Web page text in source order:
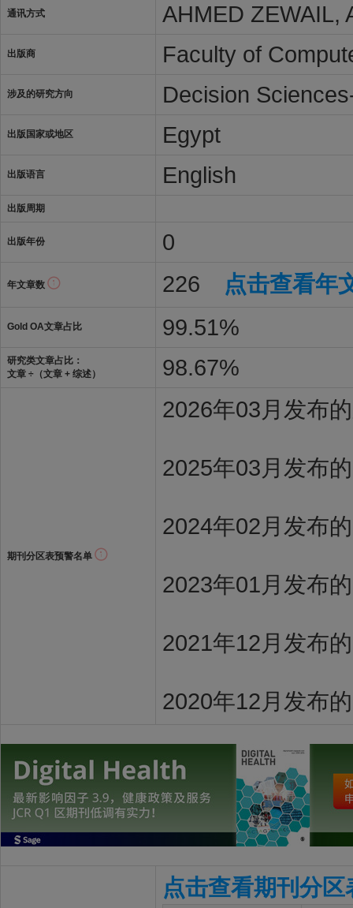
通讯方式 AHMED ZEWAIL,
出版商 Faculty of
涉及的研究方向 Decision
出版国家或地区 Egypt
出版语言 English
出版周期
出版年份 0
年文章数 226 点击查看年
Gold OA文章占比 99.51%
研究类文章占比：
文章 ÷（文章 + 综述）
98.67%
期刊分区表预警名单
2026年03月发布
2025年03月发布
2024年02月发布
2023年01月发布
2021年12月发布
2020年12月发布
点击查看期刊分区